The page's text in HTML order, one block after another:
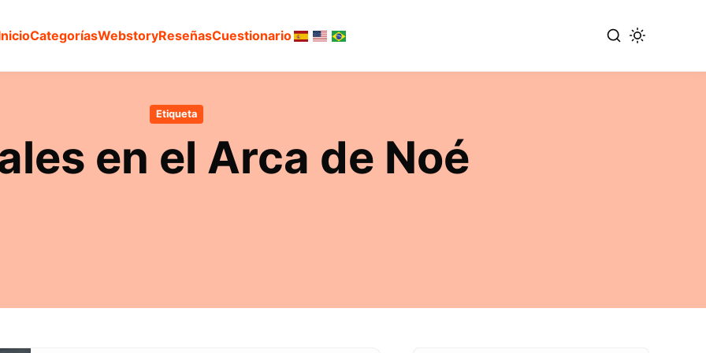
CategoríasWebstoryReseñasCuestionario
Etiqueta
en el Arca de Noé